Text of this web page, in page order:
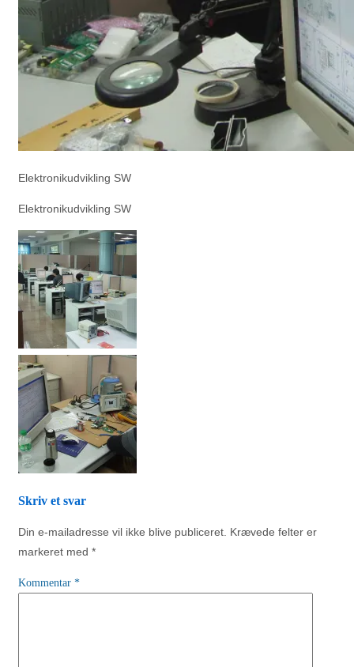
Elektronikudvikling SW
Elektronikudvikling SW
Skriv et svar
Din e-mailadresse vil ikke blive publiceret. Krævede felter er
markeret med *
Kommentar *